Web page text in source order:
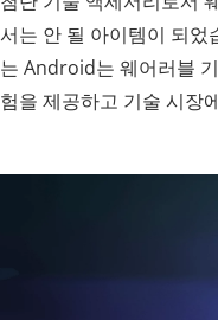
서는 안 될 아이템이 되었
는 Android는 웨어러블
험을 제공하고 기술 시장